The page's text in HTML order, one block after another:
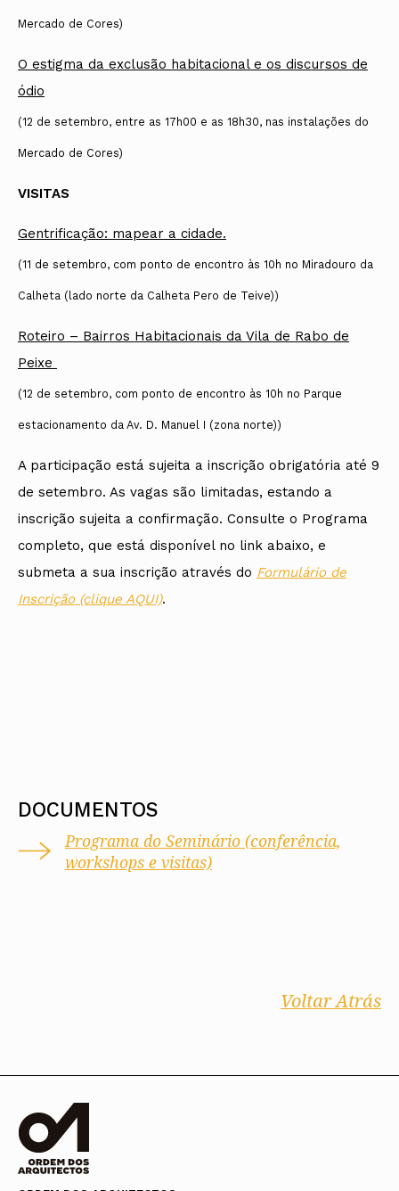
Mercado de Cores)
O estigma da exclusão habitacional e os discursos de
ódio
(12 de setembro, entre as 17h00 e as 18h30, nas instalações do
Mercado de Cores)
VISITAS
Gentrificação: mapear a cidade.
(11 de setembro, com ponto de encontro às 10h no Miradouro da
Calheta (lado norte da Calheta Pero de Teive))
Roteiro – Bairros Habitacionais da Vila de Rabo de
Peixe
(12 de setembro, com ponto de encontro às 10h no Parque
estacionamento da Av. D. Manuel I (zona norte))
A participação está sujeita a inscrição obrigatória até 9
de setembro. As vagas são limitadas, estando a
inscrição sujeita a confirmação. Consulte o Programa
completo, que está disponível no link abaixo, e
submeta a sua inscrição através do Formulário de
Inscrição (clique AQUI).
DOCUMENTOS
Programa do Seminário (conferência,
workshops e visitas)
Voltar Atrás